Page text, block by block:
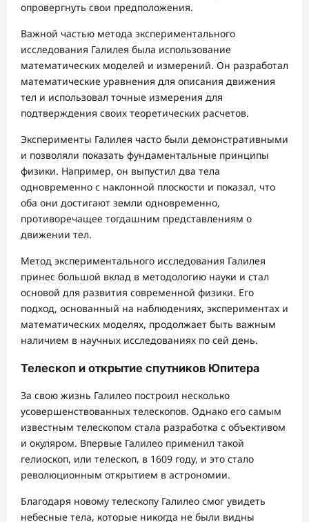
опровергнуть свои предположения.
Важной частью метода экспериментального
исследования Галилея была использование
математических моделей и измерений. Он разработал
математические уравнения для описания движения
тел и использовал точные измерения для
подтверждения своих теоретических расчетов.
Эксперименты Галилея часто были демонстративными
и позволяли показать фундаментальные принципы
физики. Например, он выпустил два тела
одновременно с наклонной плоскости и показал, что
оба они достигают земли одновременно,
противоречащее тогдашним представлениям о
движении тел.
Метод экспериментального исследования Галилея
принес большой вклад в методологию науки и стал
основой для развития современной физики. Его
подход, основанный на наблюдениях, экспериментах и
математических моделях, продолжает быть важным
наличием в научных исследованиях по сей день.
Телескоп и открытие спутников Юпитера
За свою жизнь Галилео построил несколько
усовершенствованных телескопов. Однако его самым
известным телескопом стала разработка с объективом
и окуляром. Впервые Галилео применил такой
гелиоскоп, или телескоп, в 1609 году, и это стало
революционным открытием в астрономии.
Благодаря новому телескопу Галилео смог увидеть
небесные тела, которые никогда не были видны